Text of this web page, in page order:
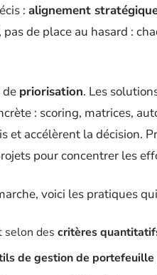
: alignement
de place au hasard :
priorisation. Les
: scoring, matrices,
et accélèrent la décision.
pour concentrer les
voici les pratiques
selon des critères
de gestion de portefeuille